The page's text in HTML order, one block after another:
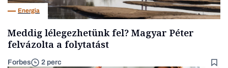
Energia
Meddig lélegezhetünk fel? Magyar Péter
felvázolta a folytatást
Forbes 2 perc